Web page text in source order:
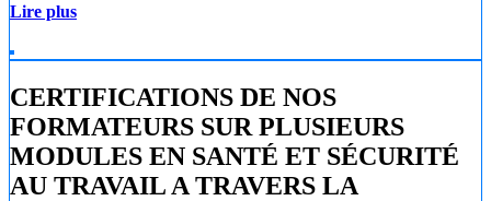
Lire plus
CERTIFICATIONS DE NOS
FORMATEURS SUR PLUSIEURS
MODULES EN SANTÉ ET SÉCURITÉ
AU TRAVAIL A TRAVERS LA